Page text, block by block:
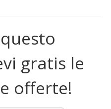
gratis le
offerte!